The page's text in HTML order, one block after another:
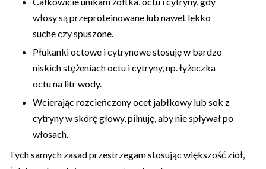
włosy są przeproteinowane lub nawet lekko
suche czy spuszone.
Płukanki octowe i cytrynowe stosuję w bardzo
niskich stężeniach octu i cytryny, np. łyżeczka
octu na litr wody.
Wcierając rozcieńczony ocet jabłkowy lub sok z
cytryny w skórę głowy, pilnuję, aby nie spływał po
włosach.
Tych samych zasad przestrzegam stosując większość ziół,